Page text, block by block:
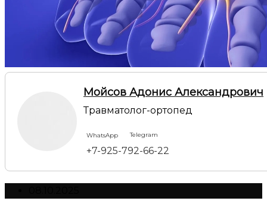
Мойсов Адонис Александрович
Травматолог-ортопед
WhatsApp Telegram
+7-925-792-66-22